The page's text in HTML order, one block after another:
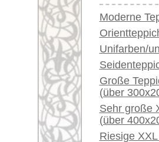
Blaue Teppiche
Graue Teppiche
Braune Teppiche
Blaue Teppiche
Grüne Teppiche
Rot/pink/flieder/lila
Beige/hell/cremefarben
Ein kleines Teppich-
Glossar...
Händler können ihre
großen Teppiche hier
verkaufen
Info Center